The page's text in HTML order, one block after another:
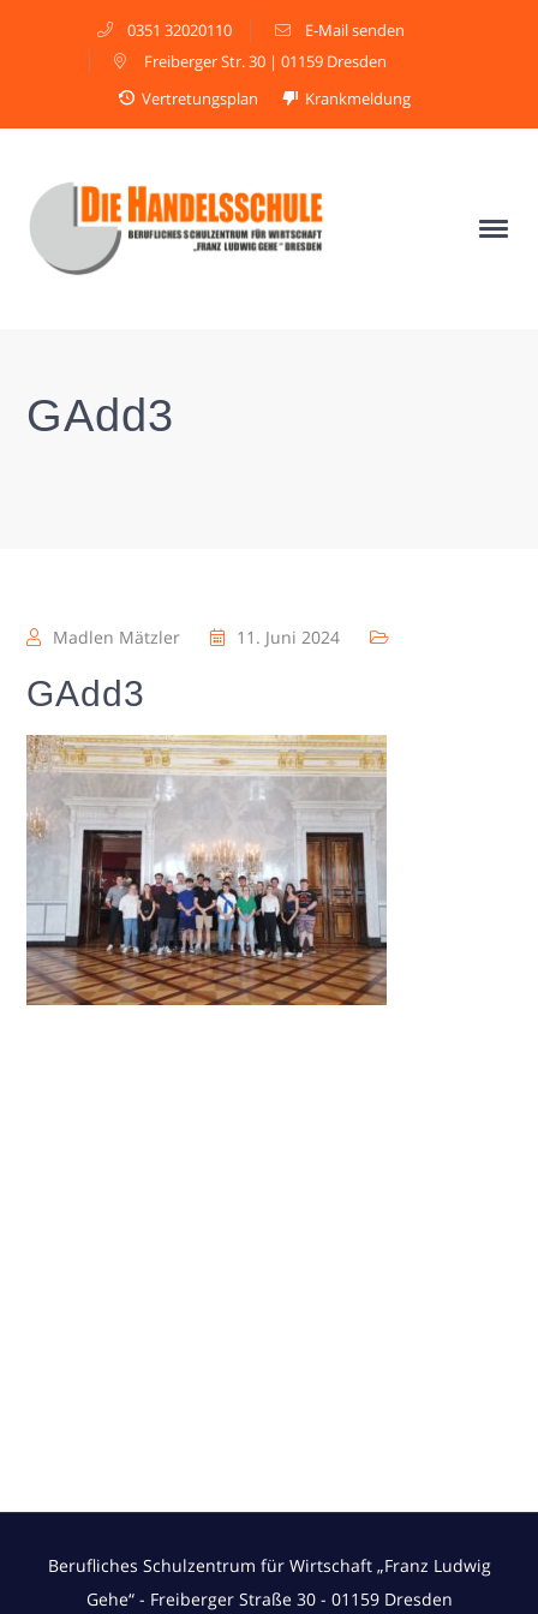
0351 32020110
E-Mail senden
Freiberger Str. 30 | 01159 Dresden
Vertretungsplan
Krankmeldung
GAdd3
Madlen Mätzler 11. Juni 2024
GAdd3
Berufliches Schulzentrum für Wirtschaft „Franz Ludwig
Gehe“ - Freiberger Straße 30 - 01159 Dresden